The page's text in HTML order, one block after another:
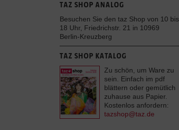
TAZ SHOP ANALOG
Besuchen Sie den taz Shop von 10 bis
18 Uhr, Friedrichstr. 21 in 10969
Berlin-Kreuzberg
TAZ SHOP KATALOG
Zu schön, um Ware zu
sein. Einfach im pdf
blättern oder gemütlich
zuhause aus Papier.
Kostenlos anfordern:
tazshop@taz.de